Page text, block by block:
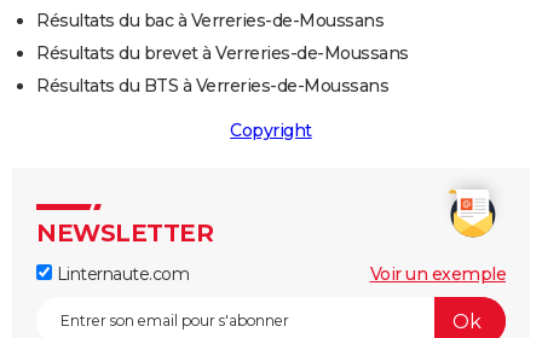
Résultats du bac à Verreries-de-Moussans
Résultats du brevet à Verreries-de-Moussans
Résultats du BTS à Verreries-de-Moussans
Copyright
NEWSLETTER
Linternaute.com Voir un exemple